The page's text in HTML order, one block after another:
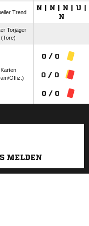
Trend
N | N | N | U |
N
Torjäger
(Tore)
Karten
Offiz.)
0 / 0
0 / 0
0 / 0
MELDEN